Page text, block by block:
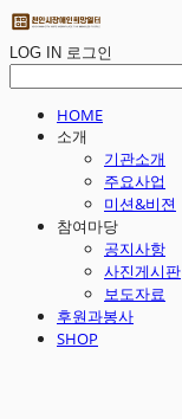
LOG IN 로그인
HOME
소개
기관소개
주요사업
미션&비젼
참여마당
공지사항
사진게시판
보도자료
후원과봉사
SHOP